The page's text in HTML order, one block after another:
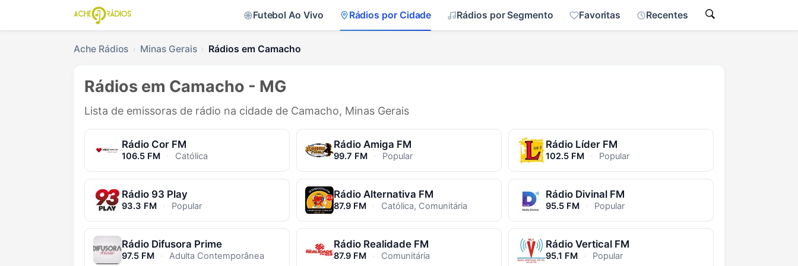
Futebol Ao Vivo Rádios por Cidade Rádios por Segmento Favoritas Recentes
Ache Rádios Minas Gerais Rádios em Camacho
Rádios em Camacho - MG
Lista de emissoras de rádio na cidade de Camacho, Minas Gerais
Rádio Cor FM
106.5 FM · Católica
Rádio Amiga FM
99.7 FM · Popular
Rádio Líder FM
102.5 FM · Popular
Rádio 93 Play
93.3 FM · Popular
Rádio Alternativa FM
87.9 FM · Católica, Comunitária
Rádio Divinal FM
95.5 FM · Popular
Rádio Difusora Prime
97.5 FM · Adulta Contemporânea
Rádio Realidade FM
87.9 FM · Comunitária
Rádio Vertical FM
95.1 FM · Popular